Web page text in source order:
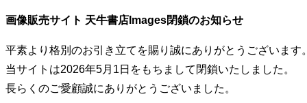
画像販売サイト 天牛書店Images閉鎖のお知らせ
平素より格別のお引き立てを賜り誠にありがとうございます
当サイトは2026年5月1日をもちまして閉鎖いたしました。
長らくのご愛顧誠にありがとうございました。